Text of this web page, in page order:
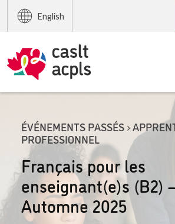
English
ÉVÉNEMENTS PASSÉS ›
PROFESSIONNEL
Français pour les
enseignant(e)s (B2)
Automne 2025